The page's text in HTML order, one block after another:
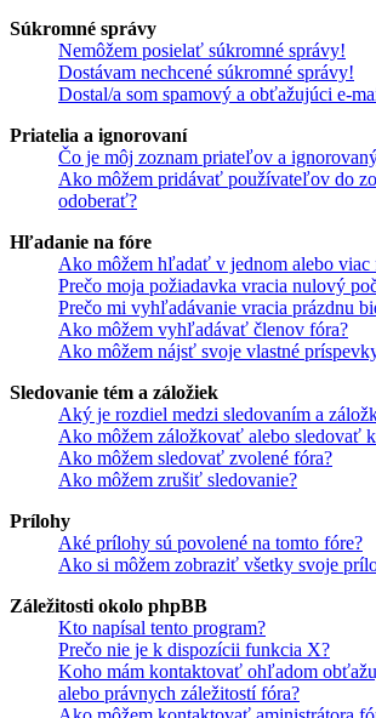
Súkromné správy
Nemôžem posielať súkromné správy!
Dostávam nechcené súkromné správy!
Dostal/a som spamový a obťažujúci e-
Priatelia a ignorovaní
Čo je môj zoznam priateľov a
Ako môžem pridávať používateľov do
odoberať?
Hľadanie na fóre
Ako môžem hľadať v jednom alebo viac
Prečo moja požiadavka vracia nulový
Prečo mi vyhľadávanie vracia prázdnu
Ako môžem vyhľadávať členov fóra?
Ako môžem nájsť svoje vlastné
Sledovanie tém a záložiek
Aký je rozdiel medzi sledovaním a
Ako môžem záložkovať alebo sledovať
Ako môžem sledovať zvolené fóra?
Ako môžem zrušiť sledovanie?
Prílohy
Aké prílohy sú povolené na tomto fóre?
Ako si môžem zobraziť všetky svoje
Záležitosti okolo phpBB
Kto napísal tento program?
Prečo nie je k dispozícii funkcia X?
Koho mám kontaktovať ohľadom
alebo právnych záležitostí fóra?